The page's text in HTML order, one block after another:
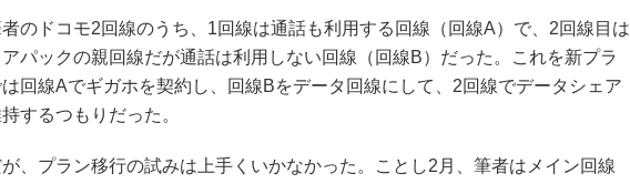
のドコモ2回線のうち、1回線は通話も利用する回線（回線A）で、2回線目は
アパックの親回線だが通話は利用しない回線（回線B）だった。これを新プラ
は回線Aでギガホを契約し、回線Bをデータ回線にして、2回線でデータシェア
するつもりだった。
、プラン移行の試みは上手くいかなかった。ことし2月、筆者はメイン回線